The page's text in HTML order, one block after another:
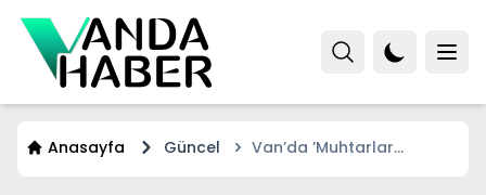
Anasayfa Güncel
Van’da ’Muhtarlar